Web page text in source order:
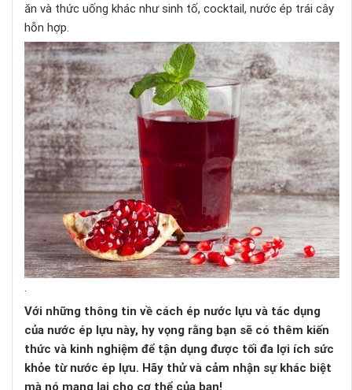
ăn và thức uống khác như sinh tố, cocktail, nước ép trái cây
hỗn hợp.
.
Với những thông tin về cách ép nước lựu và tác dụng
của nước ép lựu này, hy vọng rằng bạn sẽ có thêm kiến
thức và kinh nghiệm để tận dụng được tối đa lợi ích sức
khỏe từ nước ép lựu. Hãy thử và cảm nhận sự khác biệt
mà nó mang lại cho cơ thể của bạn!